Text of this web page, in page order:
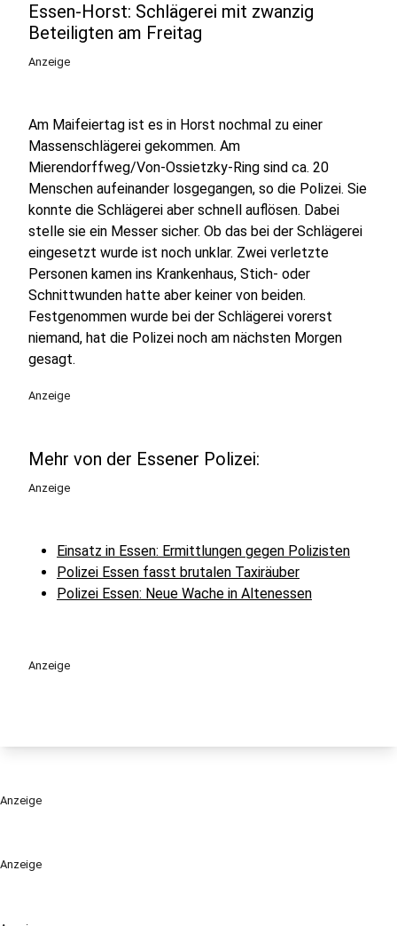
Anzeige
Essen-Horst: Schlägerei mit zwanzig
Beteiligten am Freitag
Anzeige
Am Maifeiertag ist es in Horst nochmal zu einer
Massenschlägerei gekommen. Am
Mierendorffweg/Von-Ossietzky-Ring sind ca. 20
Menschen aufeinander losgegangen, so die Polizei. Sie
konnte die Schlägerei aber schnell auflösen. Dabei
stelle sie ein Messer sicher. Ob das bei der Schlägerei
eingesetzt wurde ist noch unklar. Zwei verletzte
Personen kamen ins Krankenhaus, Stich- oder
Schnittwunden hatte aber keiner von beiden.
Festgenommen wurde bei der Schlägerei vorerst
niemand, hat die Polizei noch am nächsten Morgen
gesagt.
Anzeige
Mehr von der Essener Polizei:
Anzeige
Einsatz in Essen: Ermittlungen gegen Polizisten
Polizei Essen fasst brutalen Taxiräuber
Polizei Essen: Neue Wache in Altenessen
Anzeige
Anzeige